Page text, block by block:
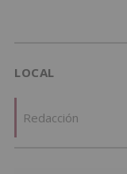
LOCAL
Redacción